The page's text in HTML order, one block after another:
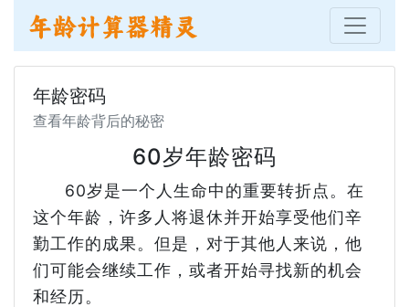
年龄密码
查看年龄背后的秘密
60岁年龄密码
60岁是一个人生命中的重要转折点。在
这个年龄，许多人将退休并开始享受他们辛
勤工作的成果。但是，对于其他人来说，他
们可能会继续工作，或者开始寻找新的机会
和经历。